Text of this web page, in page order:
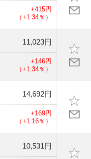
+415円
（+1.34％）
11,023円
+146円
（+1.34％）
14,692円
+169円
（+1.16％）
10,531円